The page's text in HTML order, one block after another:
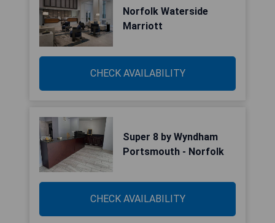
Norfolk Waterside
Marriott
CHECK AVAILABILITY
Super 8 by Wyndham
Portsmouth - Norfolk
CHECK AVAILABILITY